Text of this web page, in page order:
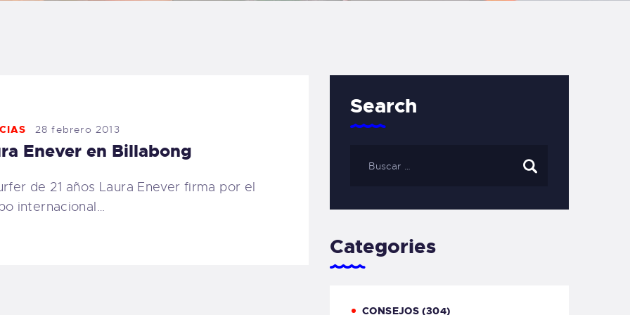
CARRITO
FAMILY
28 febrero 2013
Enever en Billabong
de 21 años Laura Enever firma por el
internacional…
Search
Categories
CONSEJOS (304)